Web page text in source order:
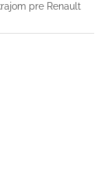
pre Renault